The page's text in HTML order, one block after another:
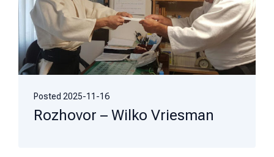
Posted 2025-11-16
Rozhovor – Wilko Vriesman